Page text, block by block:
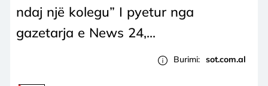
ndaj një kolegu” I pyetur nga
gazetarja e News 24,...
Burimi: sot.com.al